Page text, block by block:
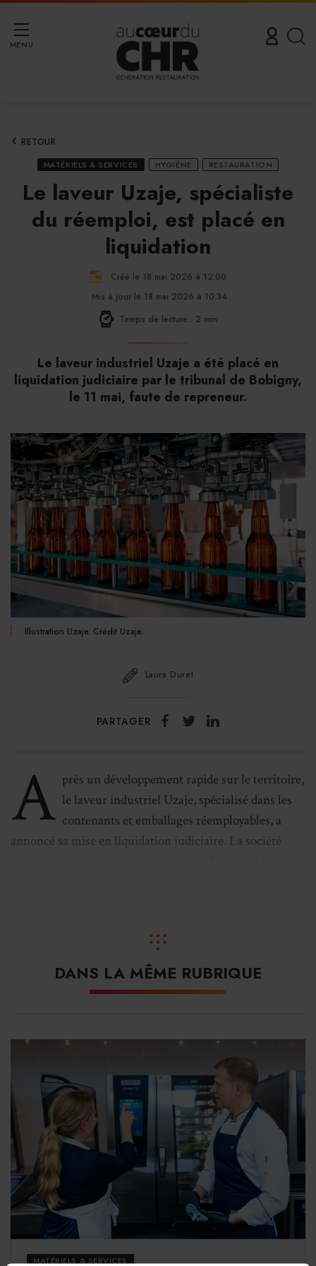
MENU
RETOUR
MATÉRIELS & SERVICES HYGIÈNE RESTAURATION
Le laveur Uzaje, spécialiste
du réemploi, est placé en
liquidation
Créé le 18 mai 2026 à 12:00
Mis à jour le 18 mai 2026 à 10:34
Temps de lecture : 2 min
Le laveur industriel Uzaje a été placé en
liquidation judiciaire par le tribunal de Bobigny,
le 11 mai, faute de repreneur.
Illustration Uzaje. Crédit Uzaje.
Laura Duret
PARTAGER
A près un développement rapide sur le territoire,
le laveur industriel Uzaje, spécialisé dans les
contenants et emballages réemployables, a
annoncé sa mise en liquidation judiciaire. La société
reprise des activités en début d’année puis avait
demandé son placement en redressement judiciaire en
Uzaje a été fondée en 2019, en marge des nouvelles
réglementations entourant les lois Egalim,
règlement européen PPWR. En quelques années,
l’entreprise a connu unecroissance rapideavec
l’ouverture de quatre sites industriels à Neuilly-sur-
Marne, Avignon, Strasbourg et Lyon Saint-Priest. Uzaje
aura ainsi permis le lavage de plus de 20 millions de
contenants réemployables et contribué à la création de
plus de 50 emplois industriels.
Malgré cela, le groupe dit avoir pâti d’un marché encore
DANS LA MÊME RUBRIQUE
MATÉRIELS & SERVICES